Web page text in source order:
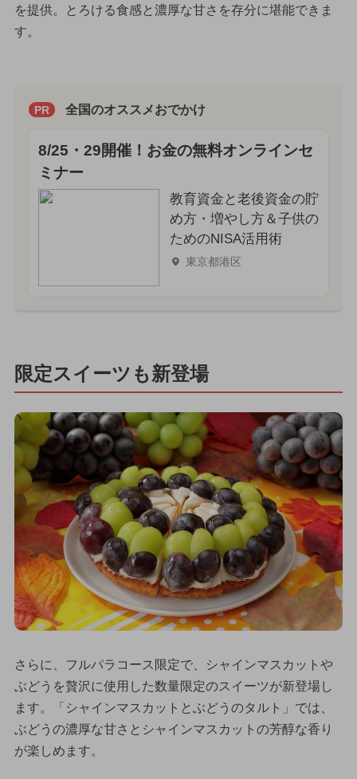
を提供。とろける食感と濃厚な甘さを存分に堪能できま
す。
PR 全国のオススメおでかけ
8/25・29開催！お金の無料オンラインセ
ミナー
教育資金と老後資金の貯
め方・増やし方＆子供の
ためのNISA活用術
東京都港区
限定スイーツも新登場
さらに、フルパラコース限定で、シャインマスカットや
ぶどうを贅沢に使用した数量限定のスイーツが新登場し
ます。「シャインマスカットとぶどうのタルト」では、
ぶどうの濃厚な甘さとシャインマスカットの芳醇な香り
が楽しめます。